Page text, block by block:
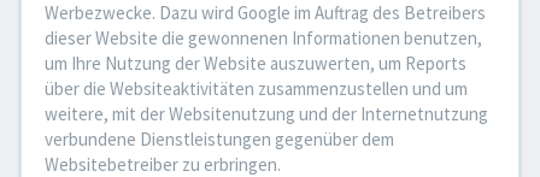
Werbezwecke. Dazu wird Google im Auftrag des Betreibers
dieser Website die gewonnenen Informationen benutzen,
um Ihre Nutzung der Website auszuwerten, um Reports
über die Websiteaktivitäten zusammenzustellen und um
weitere, mit der Websitenutzung und der Internetnutzung
verbundene Dienstleistungen gegenüber dem
Websitebetreiber zu erbringen.